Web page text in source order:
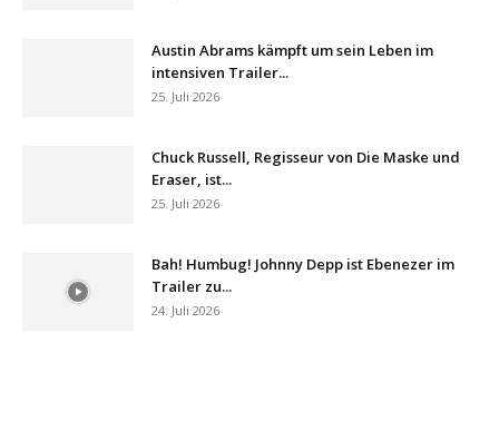
Austin Abrams kämpft um sein Leben im
intensiven Trailer...
25. Juli 2026
Chuck Russell, Regisseur von Die Maske und
Eraser, ist...
25. Juli 2026
Bah! Humbug! Johnny Depp ist Ebenezer im
Trailer zu...
24. Juli 2026